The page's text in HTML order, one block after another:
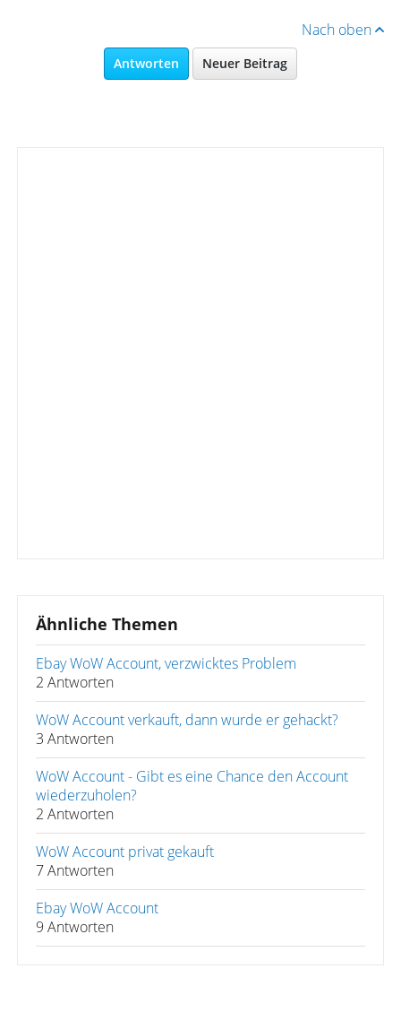
Nach oben
Antworten Neuer Beitrag
Ähnliche Themen
Ebay WoW Account, verzwicktes Problem
2 Antworten
WoW Account verkauft, dann wurde er gehackt?
3 Antworten
WoW Account - Gibt es eine Chance den Account
wiederzuholen?
2 Antworten
WoW Account privat gekauft
7 Antworten
Ebay WoW Account
9 Antworten